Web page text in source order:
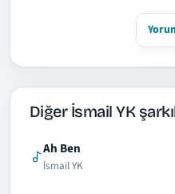
Diğer İsmail YK
Ah Ben
İsmail YK